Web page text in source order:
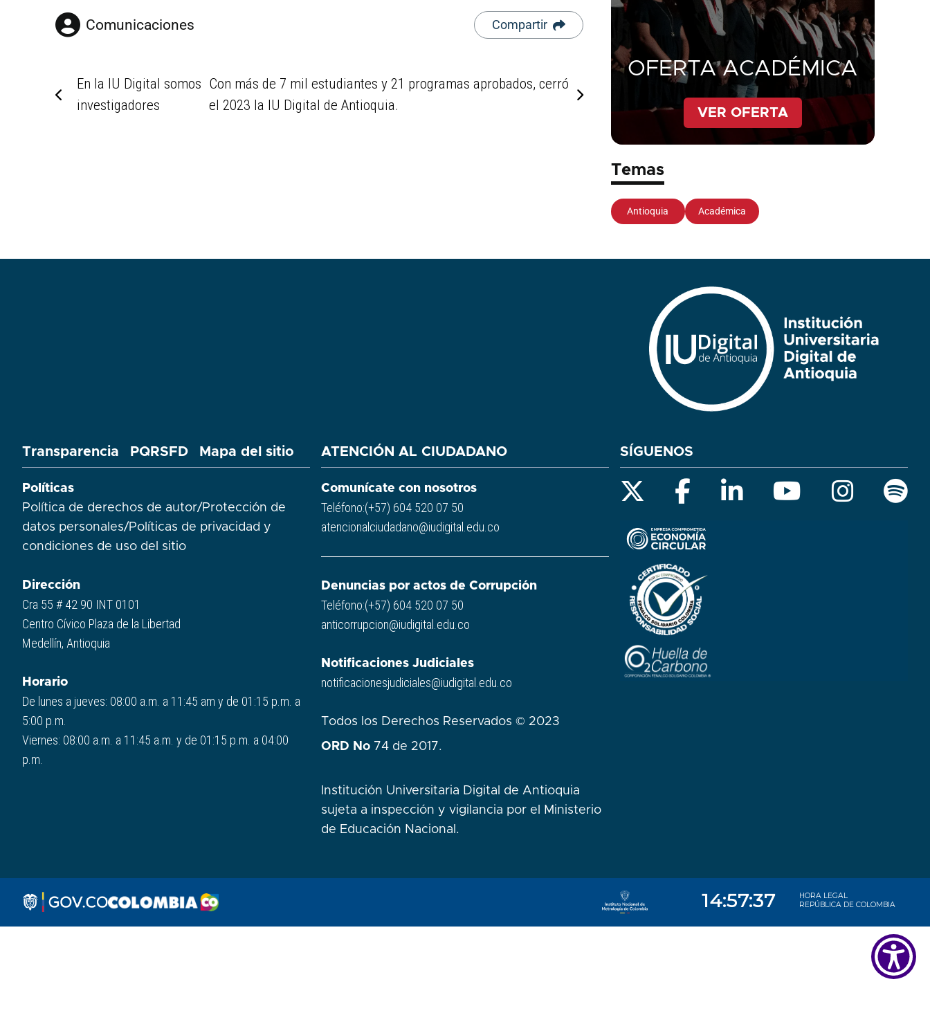
Comunicaciones Compartir
En la IU Digital somos
investigadores
Con más de 7 mil estudiantes y 21 programas aprobados, cerró
el 2023 la IU Digital de Antioquia.
OFERTA ACADÉMICA
VER OFERTA
Temas
Antioquia Académica
Transparencia PQRSFD Mapa del sitio
Políticas
Política de derechos de autor/Protección de
datos personales/Políticas de privacidad y
condiciones de uso del sitio​
Dirección
Cra 55 # 42 90 INT 0101
Centro Cívico Plaza de la Libertad
Medellín, Antioquia
Horario
De lunes a jueves: 08:00 a.m. a 11:45 am y de 01:15 p.m. a
5:00 p.m.
Viernes: 08:00 a.m. a 11:45 a.m. y de 01:15 p.m. a 04:00
p.m.
ATENCIÓN AL CIUDADANO
Comunícate con nosotros
Teléfono:(+57) 604 520 07 50
atencionalciudadano@iudigital.edu.co
Denuncias por actos de Corrupción
Teléfono:(+57) 604 520 07 50
anticorrupcion@iudigital.edu.co
Notificaciones Judiciales
notificacionesjudiciales@iudigital.edu.co
Todos los Derechos Reservados © 2023
ORD No 74 de 2017.
Institución Universitaria Digital de Antioquia
sujeta a inspección y vigilancia por el Ministerio
de Educación Nacional.
SÍGUENOS